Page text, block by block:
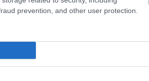
prevention, and other user protection.